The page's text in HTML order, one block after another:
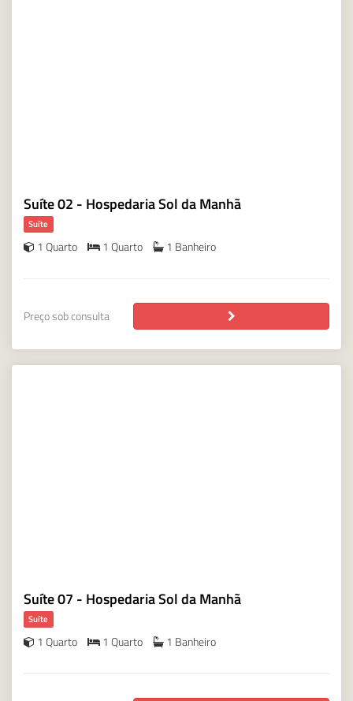
Suíte 02 - Hospedaria Sol da Manhã
Suíte
1 Quarto 1 Quarto 1 Banheiro
Preço sob consulta
Suíte 07 - Hospedaria Sol da Manhã
Suíte
1 Quarto 1 Quarto 1 Banheiro